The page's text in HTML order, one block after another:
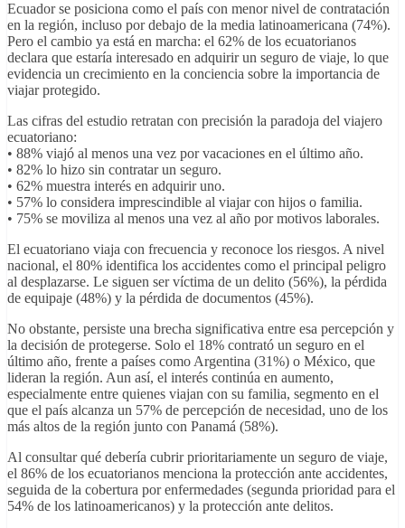
Ecuador se posiciona como el país con menor nivel de contratación
en la región, incluso por debajo de la media latinoamericana (74%).
Pero el cambio ya está en marcha: el 62% de los ecuatorianos
declara que estaría interesado en adquirir un seguro de viaje, lo que
evidencia un crecimiento en la conciencia sobre la importancia de
viajar protegido.
Las cifras del estudio retratan con precisión la paradoja del viajero
ecuatoriano:
• 88% viajó al menos una vez por vacaciones en el último año.
• 82% lo hizo sin contratar un seguro.
• 62% muestra interés en adquirir uno.
• 57% lo considera imprescindible al viajar con hijos o familia.
• 75% se moviliza al menos una vez al año por motivos laborales.
El ecuatoriano viaja con frecuencia y reconoce los riesgos. A nivel
nacional, el 80% identifica los accidentes como el principal peligro
al desplazarse. Le siguen ser víctima de un delito (56%), la pérdida
de equipaje (48%) y la pérdida de documentos (45%).
No obstante, persiste una brecha significativa entre esa percepción y
la decisión de protegerse. Solo el 18% contrató un seguro en el
último año, frente a países como Argentina (31%) o México, que
lideran la región. Aun así, el interés continúa en aumento,
especialmente entre quienes viajan con su familia, segmento en el
que el país alcanza un 57% de percepción de necesidad, uno de los
más altos de la región junto con Panamá (58%).
Al consultar qué debería cubrir prioritariamente un seguro de viaje,
el 86% de los ecuatorianos menciona la protección ante accidentes,
seguida de la cobertura por enfermedades (segunda prioridad para el
54% de los latinoamericanos) y la protección ante delitos.